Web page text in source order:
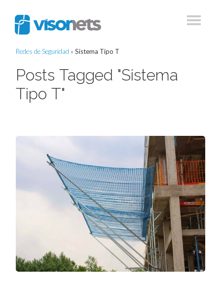
Redes de Seguridad » Sistema Tipo T
Posts Tagged "Sistema
Tipo T"